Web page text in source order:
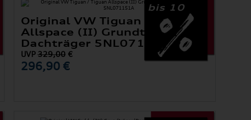
bis 10
Original VW Tiguan / Tiguan
Allspace (II) Grundträger /
Dachträger 5NL071151A
UVP 329,00€
296,90 €